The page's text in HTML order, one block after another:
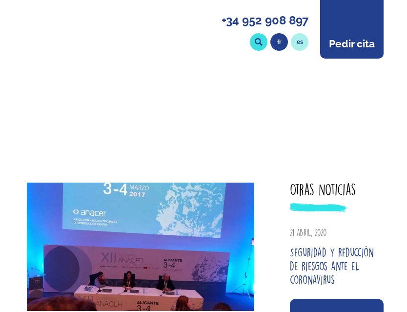
Pedir cita
+34 952 908 897
fr es
Otras noticias
21 abril, 2020
Seguridad y reducción
de riesgos ante el
coronavirus